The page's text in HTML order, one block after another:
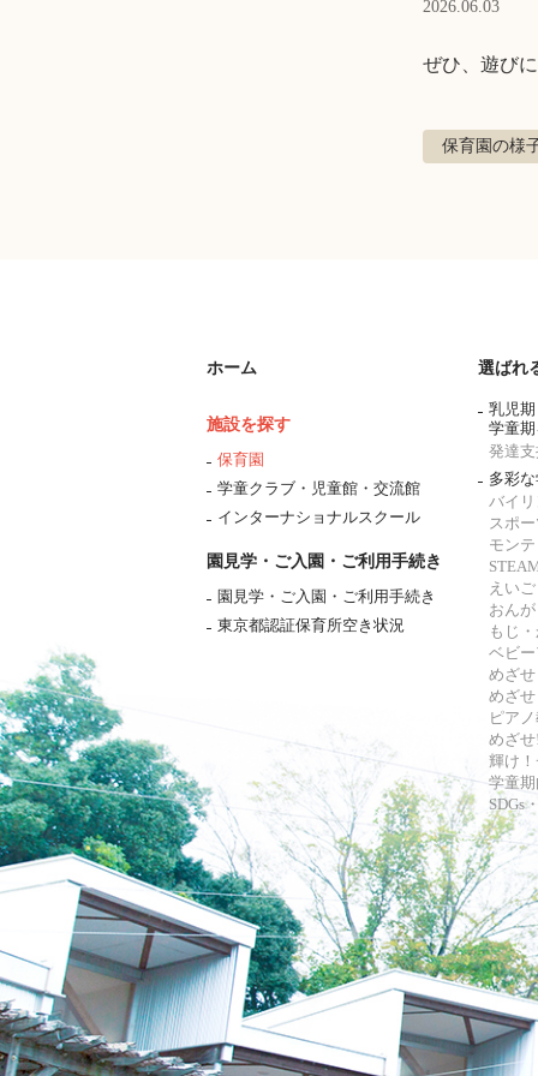
2026.06.03
ぜひ、遊び
保育園の様
ホーム
施設を探す
保育園
学童クラブ・児童館・交流館
インターナショナルスクール
園見学・ご入園・ご利用手続き
園見学・ご入園・ご利用手続き
東京都認証保育所空き状況
選ばれ
乳児
学童
発達
多彩
バイ
スポ
モン
えいご
おん
もじ
ベビ
めざ
めざ
ピア
めざ
輝け
学童
SDGs